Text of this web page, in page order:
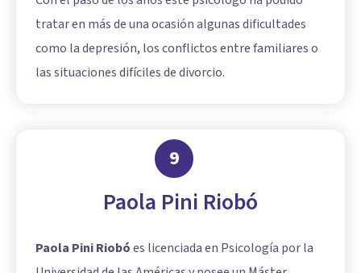
tratar en más de una ocasión algunas dificultades
como la depresión, los conflictos entre familiares o
las situaciones difíciles de divorcio.
9
Paola Pini Riobó
Paola Pini Riobóes licenciada en Psicología por la